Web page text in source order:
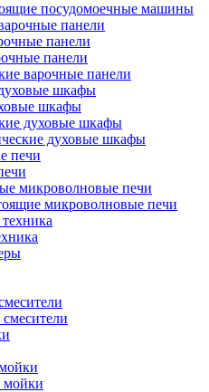
посудомоечные машины
панели
панели
варочные панели
шкафы
духовые шкафы
духовые шкафы
микроволновые печи
микроволновые печи